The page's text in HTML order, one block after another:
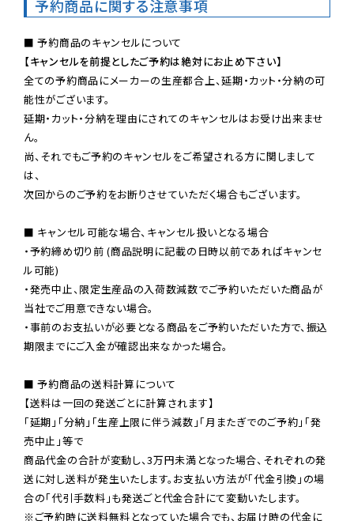
予約商品に関する注意事項
【キャンセルを前提としたご予約は絶対にお止め下さい】
全ての予約商品にメーカーの生産都合上、延期・カット・分納の可
能性がございます。
延期・カット・分納を理由にされてのキャンセルはお受け出来ませ
ん。
尚、それでもご予約のキャンセルをご希望される方に関しまして
は、
次回からのご予約をお断りさせていただく場合もございます。
■ キャンセル可能な場合、キャンセル扱いとなる場合
・予約締め切り前 (商品説明に記載の日時以前であればキャンセ
ル可能)
・発売中止、限定生産品の入荷数減数でご予約いただいた商品が
当社でご用意できない場合。
・事前のお支払いが必要となる商品をご予約いただいた方で、振込
期限までにご入金が確認出来なかった場合。
■ 予約商品の送料計算について
【送料は一回の発送ごとに計算されます】
「延期」「分納」「生産上限に伴う減数」「月またぎでのご予約」「発
売中止」等で
商品代金の合計が変動し、3万円未満となった場合、それぞれの発
送に対し送料が発生いたします。お支払い方法が「代金引換」の場
※ご予約時に送料無料となっていた場合でも、お届け時の代金に